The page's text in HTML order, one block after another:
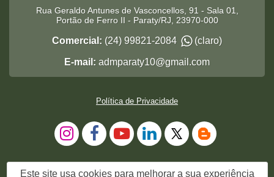
Rua Geraldo Antunes de Vasconcellos, 91 - Sala 01,
Portão de Ferro II - Paraty/RJ 23970-000
Comercial: (24) 99821-2084 (claro)
E-mail: admparaty10@gmail.com
Política de Privacidade
Este site usa cookies para melhorar a sua experiência